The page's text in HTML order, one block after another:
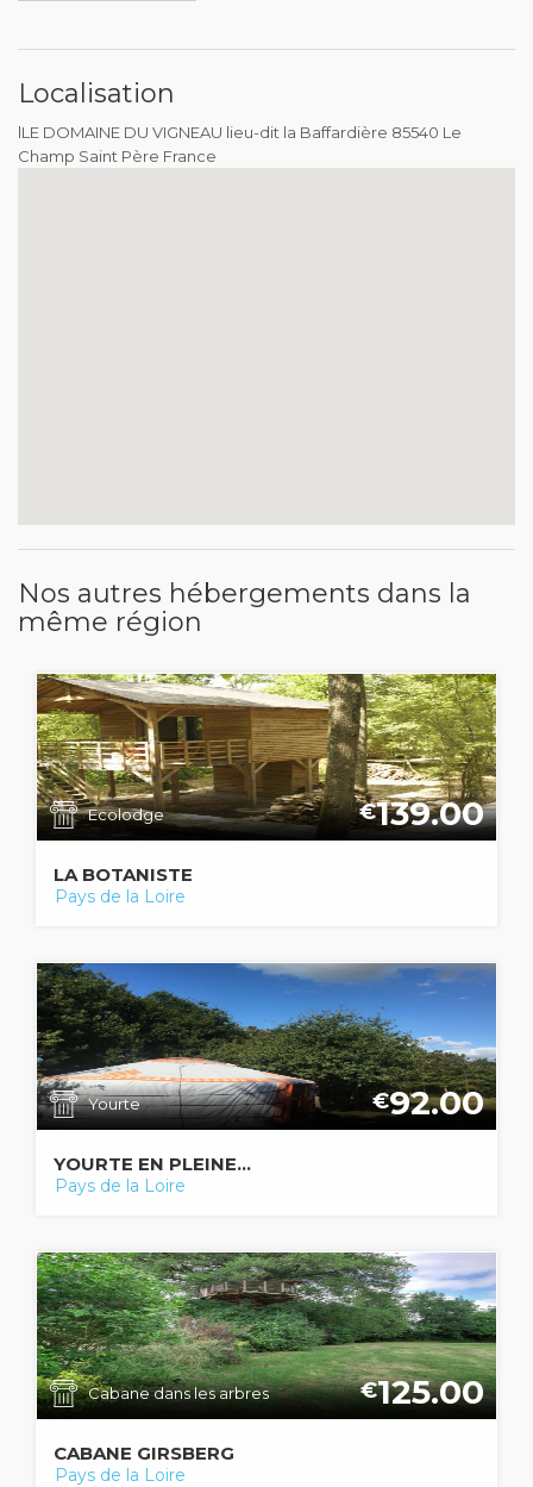
Localisation
lLE DOMAINE DU VIGNEAU lieu-dit la Baffardière 85540 Le
Champ Saint Père France
Nos autres hébergements dans la
même région
Ecolodge €139.00
LA BOTANISTE
Pays de la Loire
Yourte €92.00
YOURTE EN PLEINE...
Pays de la Loire
Cabane dans les arbres €125.00
CABANE GIRSBERG
Pays de la Loire